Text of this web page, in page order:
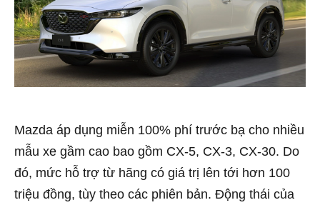
Mazda áp dụng miễn 100% phí trước bạ cho nhiều
mẫu xe gầm cao bao gồm CX-5, CX-3, CX-30. Do
đó, mức hỗ trợ từ hãng có giá trị lên tới hơn 100
triệu đồng, tùy theo các phiên bản. Động thái của